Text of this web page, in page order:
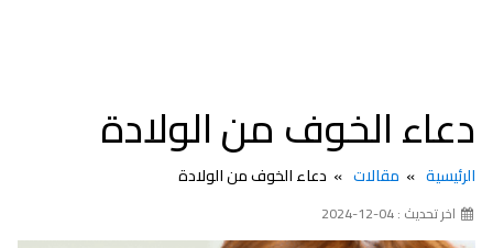
دعاء الخوف من الولادة
الرئيسية مقالات دعاء الخوف من الولادة
اخر تحديث : 04-12-2024